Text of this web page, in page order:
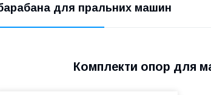
для пральних машин
Комплекти опор для
високоміцного металу, витримують
призначені для машин з